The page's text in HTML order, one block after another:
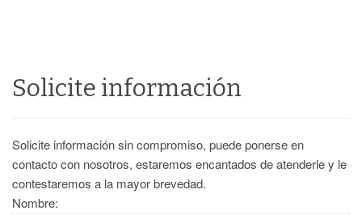
Solicite información
Solicite información sin compromiso, puede ponerse en
contacto con nosotros, estaremos encantados de atenderle y le
contestaremos a la mayor brevedad.
Nombre: